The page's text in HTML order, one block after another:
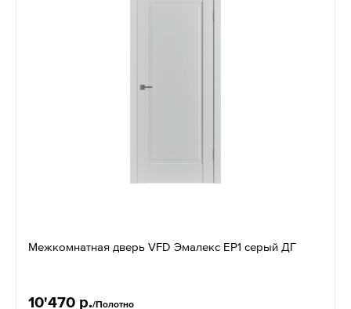
Межкомнатная дверь VFD Эмалекс EР1 серый ДГ
10'470 р./Полотно